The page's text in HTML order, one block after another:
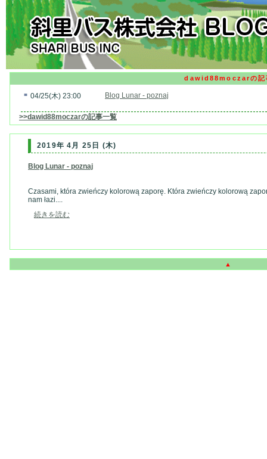
dawid88moczarの記
■ 04/25(木) 23:00 Blog Lunar - poznaj
>>dawid88moczarの記事一覧
2019年 4月 25日 (木)
Blog Lunar - poznaj
Czasami, która zwieńczy kolorową zaporę. Która zwieńczy kolorową
nam łazi....
続きを読む
▲